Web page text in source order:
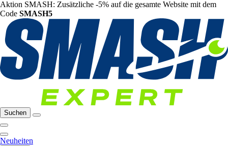
Aktion SMASH: Zusätzliche -5% auf die gesamte Website mit dem
Code SMASH5
Suchen
Neuheiten